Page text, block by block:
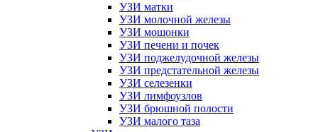
УЗИ матки
УЗИ молочной железы
УЗИ мошонки
УЗИ печени и почек
УЗИ поджелудочной железы
УЗИ предстательной железы
УЗИ селезенки
УЗИ лимфоузлов
УЗИ брюшной полости
УЗИ малого таза